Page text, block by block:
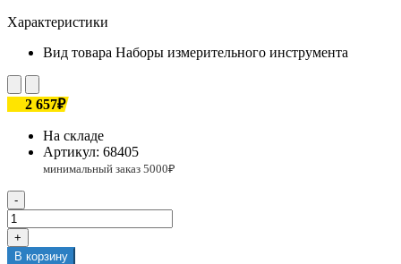
Характеристики
Вид товара Наборы измерительного инструмента
2 657₽
На складе
Артикул: 68405
-
+
В корзину